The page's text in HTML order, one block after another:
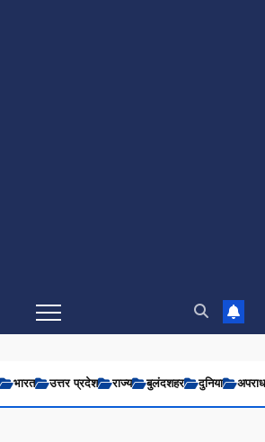
भारत उत्तर प्रदेश राज्य बुलंदशहर दुनिया अपराध